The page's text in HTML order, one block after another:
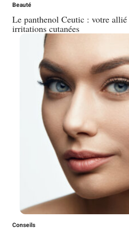
Beauté
Le panthenol Ceutic : votre
irritations cutanées
Conseils